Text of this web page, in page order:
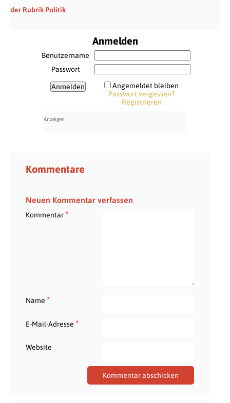
der Rubrik Politik
Anmelden
Benutzername
Passwort
Angemeldet bleiben
Passwort vergessen?
Registrieren
Kommentare
Neuen Kommentar verfassen
Kommentar*
Name *
E-Mail-Adresse *
Website